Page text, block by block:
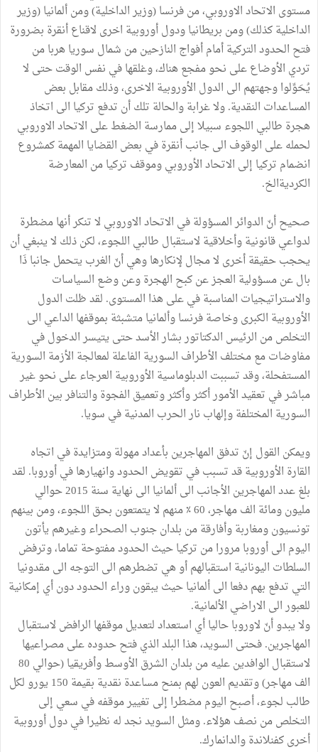
مستوى الاتحاد الاوروبي، من فرنسا (وزير الداخلية) ومن ألمانيا (وزير
الداخلية كذلك) ومن بريطانيا ودول أوروبية اخرى لاقناع أنقرة بضرورة
فتح الحدود التركية أمام أفواج النازحين من شمال سوريا هربا من
تردي الأوضاع على نحو مفجع هناك، وغلقها في نفس الوقت حتى لا
يُحَوِّلوا وجهتهم الى الدول الأوروبية الاخرى، وذلك مقابل بعض
المساعدات النقدية. ولا غرابة والحالة تلك أن تدفع تركيا الى اتخاذ
هجرة طالبي اللجوء سبيلا إلى ممارسة الضغط على الاتحاد الاوروبي
لحمله على الوقوف الى جانب أنقرة في بعض القضايا المهمة كمشروع
انضمام تركيا إلى الاتحاد الأوروبي وموقف تركيا من المعارضة
الكرديةالخ.
صحيح أنّ الدوائر المسؤولة في الاتحاد الاوروبي لا تنكر أنها مضطرة
لدواعي قانونية وأخلاقية لاستقبال طالبي اللجوء، لكن ذلك لا ينبغي أن
يحجب حقيقة أخرى لا مجال لإنكارها وهي أنّ الغرب يتحمل جانبا ذَا
بال عن مسؤولية العجز عن كبح الهجرة وعن وضع السياسات
والاستراتيجيات المناسبة في على هذا المستوى. لقد ظلت الدول
الأوروبية الكبرى وخاصة فرنسا وألمانيا متشبثة بموقفها الداعي الى
التخلص من الرئيس الدكتاتور بشار الأسد حتى يتيسر الدخول في
مفاوضات مع مختلف الأطراف السورية الفاعلة لمعالجة الأزمة السورية
المستفحلة، وقد تسببت الدبلوماسية الأوروبية العرجاء على نحو غير
مباشر في تعقيد الأمور أكثر وأكثر وتعميق الفجوة والتنافر بين الأطراف
السورية المختلفة وإلهاب نار الحرب المدنية في سويا.
ويمكن القول إنّ تدفق المهاجرين بأعداد مهولة ومتزايدة في اتجاه
القارة الأوروبية قد تسبب في تقويض الحدود وانهيارها في أوروبا. لقد
بلغ عدد المهاجرين الأجانب الى ألمانيا الى نهاية سنة 2015 حوالي
مليون ومائة الف مهاجر، 60 ٪‏ منهم لا يتمتعون بحق اللجوء، ومن بينهم
تونسيون ومغاربة وأفارقة من بلدان جنوب الصحراء وغيرهم يأتون
اليوم الى أوروبا مرورا من تركيا حيث الحدود مفتوحة تماما، وترفض
السلطات اليونانية استقبالهم أو هي تضطرهم الى التوجه الى مقدونيا
التي تدفع بهم دفعا الى ألمانيا حيث يبقون وراء الحدود دون أي إمكانية
للعبور الى الاراضي الألمانية.
ولا يبدو أنّ لاوروبا حاليا أي استعداد لتعديل موقفها الرافض لاستقبال
المهاجرين. فحتى السويد، هذا البلد الذي فتح حدوده على مصراعيها
لاستقبال الوافدين عليه من بلدان الشرق الأوسط وأفريقيا (حوالي 80
الف مهاجر) وتقديم العون لهم بمنح مساعدة نقدية بقيمة 150 يورو لكل
طالب لجوء، أصبح اليوم مضطرا إلى تغيير موقفه في سعي إلى
التخلص من نصف هؤلاء. ومثل السويد نجد له نظيرا في دول أوروبية
أخرى كفنلاندة والدانمارك.